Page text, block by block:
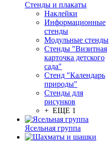
Стенды и плакаты
Наклейки
Информационные
стенды
Модульные стенды
Стенды "Визитная
карточка детского
сада"
Стенд "Календарь
природы"
Стенды для
рисунков
+ ЕЩЕ 1
Ясельная группа